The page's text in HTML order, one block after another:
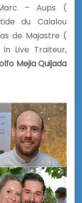
– Aups (
du Calalou
de Majastre (
Live Traiteur,
Mejia Quijada